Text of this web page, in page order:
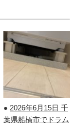
● 2026年6月15日 千
葉県船橋市でドラム